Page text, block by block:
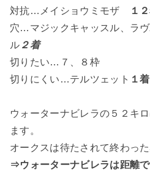
対抗…メイショウミモザ
１
穴…マジックキャッスル、ラ
ル ２着
切りたい…７、８枠
切りにくい…テルツェット １着
ウォーターナビレラの５２キ
ます。
オークスは待たされて終わっ
⇒ウォーターナビレラは距離